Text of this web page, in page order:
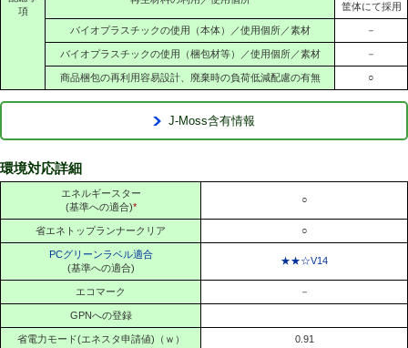
項
筐体にて採用
バイオプラスチックの使用（本体）／使用個所／素材 －
バイオプラスチックの使用（梱包材等）／使用個所／素材 －
商品梱包の再利用容易設計、廃棄時の負荷低減配慮の有無 ○
J-Moss含有情報
環境対応詳細
エネルギースター
(基準への適合)*
○
省エネトップランナークリア ○
PCグリーンラベル適合
(基準への適合)
★★☆V14
エコマーク －
GPNへの登録
省電力モード(エネスタ申請値)（ｗ） 0.91